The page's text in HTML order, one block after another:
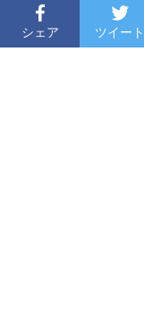
シェア ツイート